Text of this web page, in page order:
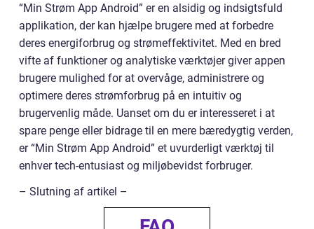
“Min Strøm App Android” er en alsidig og indsigtsfuld
applikation, der kan hjælpe brugere med at forbedre
deres energiforbrug og strømeffektivitet. Med en bred
vifte af funktioner og analytiske værktøjer giver appen
brugere mulighed for at overvåge, administrere og
optimere deres strømforbrug på en intuitiv og
brugervenlig måde. Uanset om du er interesseret i at
spare penge eller bidrage til en mere bæredygtig verden,
er “Min Strøm App Android” et uvurderligt værktøj til
enhver tech-entusiast og miljøbevidst forbruger.
– Slutning af artikel –